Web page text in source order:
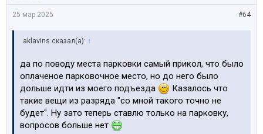
#64
25 мар 2025
aklavins сказал(а): ↑
да по поводу места парковки самый прикол, что было
оплаченое парковочное место, но до него было
дольше идти из моего подъезда
Казалось что
такие вещи из разряда "со мной такого точно не
будет". Ну зато теперь ставлю только на парковку,
вопросов больше нет